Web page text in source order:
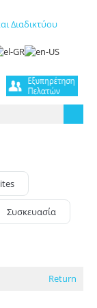
Συσκευασία
Return